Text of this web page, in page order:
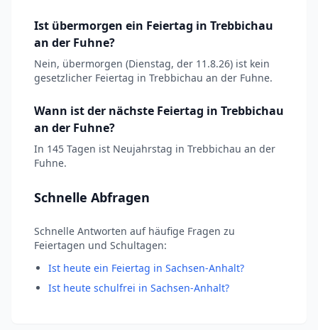
Ist übermorgen ein Feiertag in Trebbichau
an der Fuhne?
Nein, übermorgen (Dienstag, der 11.8.26) ist kein
gesetzlicher Feiertag in Trebbichau an der Fuhne.
Wann ist der nächste Feiertag in Trebbichau
an der Fuhne?
In 145 Tagen ist Neujahrstag in Trebbichau an der
Fuhne.
Schnelle Abfragen
Schnelle Antworten auf häufige Fragen zu
Feiertagen und Schultagen:
Ist heute ein Feiertag in Sachsen-Anhalt?
Ist heute schulfrei in Sachsen-Anhalt?